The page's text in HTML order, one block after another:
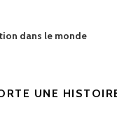
dans le monde
UNE